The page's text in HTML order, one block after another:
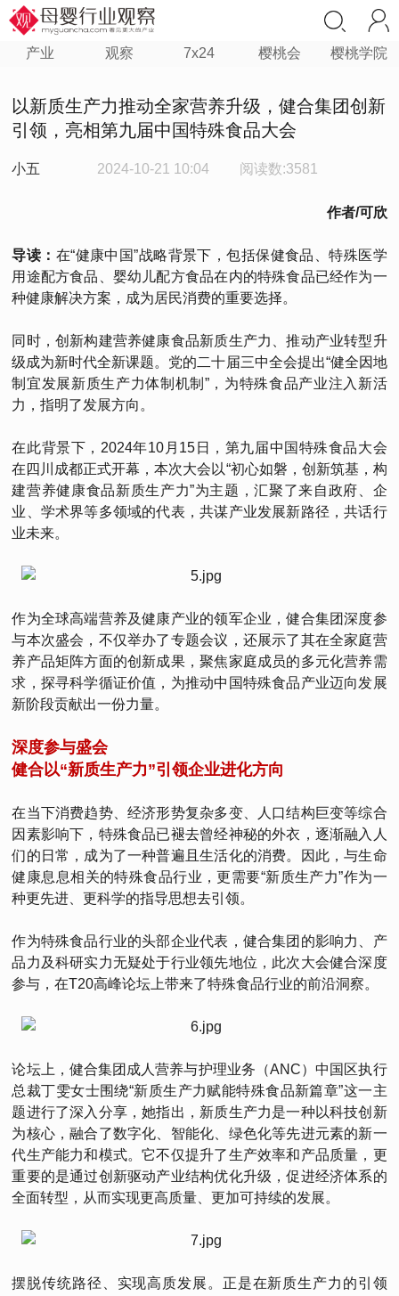
产业 观察 7x24 樱桃会 樱桃学院
以新质生产力推动全家营养升级，健合集团创新
引领，亮相第九届中国特殊食品大会
小五 2024-10-21 10:04 阅读数:3581
作者/可欣
导读： 在“健康中国”战略背景下，包括保健食品、特殊医学
用途配方食品、婴幼儿配方食品在内的特殊食品已经作为一
种健康解决方案，成为居民消费的重要选择。
同时，创新构建营养健康食品新质生产力、推动产业转型升
级成为新时代全新课题。党的二十届三中全会提出“健全因地
制宜发展新质生产力体制机制”，为特殊食品产业注入新活
力，指明了发展方向。
在此背景下，2024年10月15日，第九届中国特殊食品大会
在四川成都正式开幕，本次大会以“初心如磐，创新筑基，构
建营养健康食品新质生产力”为主题，汇聚了来自政府、企
业、学术界等多领域的代表，共谋产业发展新路径，共话行
业未来。
作为全球高端营养及健康产业的领军企业，健合集团深度参
与本次盛会，不仅举办了专题会议，还展示了其在全家庭营
养产品矩阵方面的创新成果，聚焦家庭成员的多元化营养需
求，探寻科学循证价值，为推动中国特殊食品产业迈向发展
新阶段贡献出一份力量。
深度参与盛会
健合以“新质生产力”引领企业进化方向
在当下消费趋势、经济形势复杂多变、人口结构巨变等综合
因素影响下，特殊食品已褪去曾经神秘的外衣，逐渐融入人
们的日常，成为了一种普遍且生活化的消费。因此，与生命
健康息息相关的特殊食品行业，更需要“新质生产力”作为一
种更先进、更科学的指导思想去引领。
作为特殊食品行业的头部企业代表，健合集团的影响力、产
品力及科研实力无疑处于行业领先地位，此次大会健合深度
参与，在T20高峰论坛上带来了特殊食品行业的前沿洞察。
论坛上，健合集团成人营养与护理业务（ANC）中国区执行
总裁丁雯女士围绕“新质生产力赋能特殊食品新篇章”这一主
题进行了深入分享，她指出，新质生产力是一种以科技创新
为核心，融合了数字化、智能化、绿色化等先进元素的新一
代生产能力和模式。它不仅提升了生产效率和产品质量，更
重要的是通过创新驱动产业结构优化升级，促进经济体系的
全面转型，从而实现更高质量、更加可持续的发展。
摆脱传统路径、实现高质发展。正是在新质生产力的引领